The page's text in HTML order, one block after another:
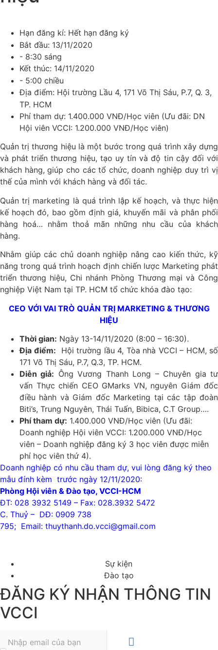
Hạn đăng kí: Hết hạn đăng ký
Bắt đầu: 13/11/2020
- 8:30 sáng
Kết thúc: 14/11/2020
- 5:00 chiều
Địa điểm: Hội trường Lầu 4, 171 Võ Thị Sáu, P.7, Q. 3,
TP. HCM
Phí tham dự: 1.400.000 VNĐ/Học viên (Ưu đãi: DN
Hội viên VCCI: 1.200.000 VNĐ/Học viên)
Quản trị thương hiệu là một bước trong quá trình xây dựng
và phát triển thương hiệu, tạo uy tín và độ tin cậy đối với
khách hàng, giúp cho các tổ chức, doanh nghiệp duy trì vị
thế của mình với khách hàng và đối tác.
Quản trị marketing là quá trình lập kế hoạch, và thực hiện
kế hoạch đó, bao gồm định giá, khuyến mãi và phân phối
hàng hoá… nhằm thoả mãn những nhu cầu của khách
hàng.
Nhằm giúp các chủ doanh nghiệp nâng cao kiến thức, kỹ
năng trong quá trình hoạch định chiến lược Marketing phát
triển thương hiệu, Chi nhánh Phòng Thương mại và Công
nghiệp Việt Nam tại TP. HCM tổ chức khóa đào tạo:
CEO VỚI VAI TRÒ QUẢN TRỊ MARKETING & THƯƠNG
HIỆU
Thời gian: Ngày 13-14/11/2020 (8:00 – 16:30).
Địa điểm: Hội trường lầu 4, Tòa nhà VCCI – HCM, số
171 Võ Thị Sáu, P.7, Q.3, TP. HCM.
Diễn giả: Ông Vương Thanh Long – Chuyên gia tư
vấn Thực chiến CEO GMarks VN, nguyên Giám đốc
điều hành và Giám đốc Marketing tại các tập đoàn
Biti’s, Trung Nguyên, Thái Tuấn, Bibica, C.T Group….
Phí tham dự: 1.400.000 VNĐ/Học viên (Ưu đãi:
Doanh nghiệp Hội viên VCCI: 1.200.000 VNĐ/Học
viên – Doanh nghiệp đăng ký 3 học viên được miễn
phí học viên thứ 4).
Doanh nghiệp có nhu cầu tham dự, vui lòng đăng ký theo
mẫu đính kèm trước ngày 12/11/2020:
Phòng Hội viên & Đào tạo, VCCI-HCM
ĐT: 028 3932 5149 – Fax: 028.3932 5472
C. Thuỷ – DĐ: 0909 738
795; Email: thuythanh.do.vcci@gmail.com
Sự kiện
Đào tạo
ĐĂNG KÝ NHẬN THÔNG TIN
VCCI